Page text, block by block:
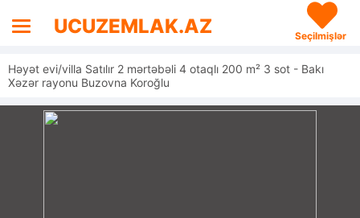
UCUZEMLAK.AZ Seçilmişlər
Həyət evi/villa Satılır 2 mərtəbəli 4 otaqlı 200 m² 3 sot - Bakı
Xəzər rayonu Buzovna Koroğlu